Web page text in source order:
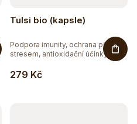
Tulsi bio (kapsle)
279 Kč
Podpora imunity, ochrana před
stresem, antioxidační účinky....